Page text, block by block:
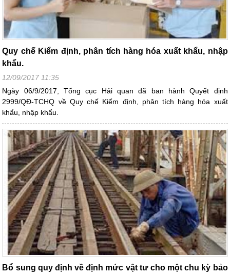
Quy chế Kiểm định, phân tích hàng hóa xuất khẩu, nhập
khẩu.
12/09/2017 11:35
Ngày 06/9/2017, Tổng cục Hải quan đã ban hành Quyết định
2999/QĐ-TCHQ về Quy chế Kiểm định, phân tích hàng hóa xuất
khẩu, nhập khẩu.
Bổ sung quy định về định mức vật tư cho một chu kỳ bảo